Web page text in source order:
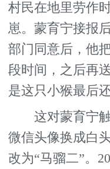
村民在地里劳作
崽。蒙育宁接报
部门同意后，他
段时间，之后再
是这只小猴最后
这对蒙育宁触
微信头像换成白
改为“马骝二”。